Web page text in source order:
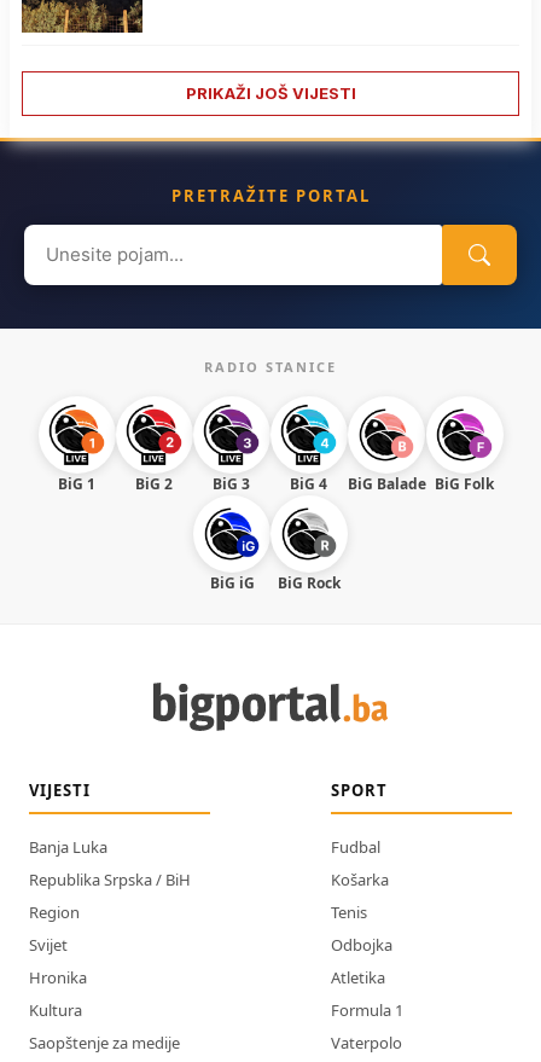
PRIKAŽI JOŠ VIJESTI
PRETRAŽITE PORTAL
Search
for:
RADIO STANICE
BiG 1 BiG 2 BiG 3 BiG 4 BiG Balade BiG Folk
BiG iG BiG Rock
VIJESTI
Banja Luka
Republika Srpska / BiH
Region
Svijet
Hronika
Kultura
Saopštenje za medije
SPORT
Fudbal
Košarka
Tenis
Odbojka
Atletika
Formula 1
Vaterpolo